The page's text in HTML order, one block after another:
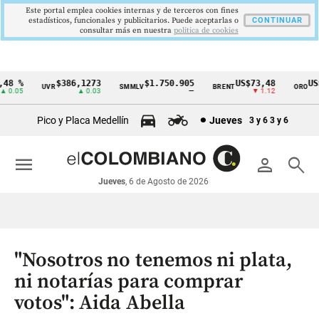
Cintillo
económicos
Colombia
UVR$386,1273
▲ 0.03
SMMLV $1.750.905 BRENTUS$73,48
▼ 1.12
ORO
Pico y Placa Medellín Jueves 3 y 6 3 y 6
person search
Jueves, 6 de Agosto de 2026
menu
"Nosotros no tenemos ni plata,
ni notarías para comprar
votos": Aida Abella
Este portal emplea cookies internas y de terceros con fines
estadísticos, funcionales y publicitarios. Puede aceptarlas o
consultar más en nuestra politica de cookies
CONTINUAR